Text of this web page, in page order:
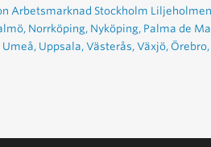
Arbetsmarknad Stockholm
Norrköping, Nyköping, Palma de
Umeå, Uppsala, Västerås, Växjö, Örebro,